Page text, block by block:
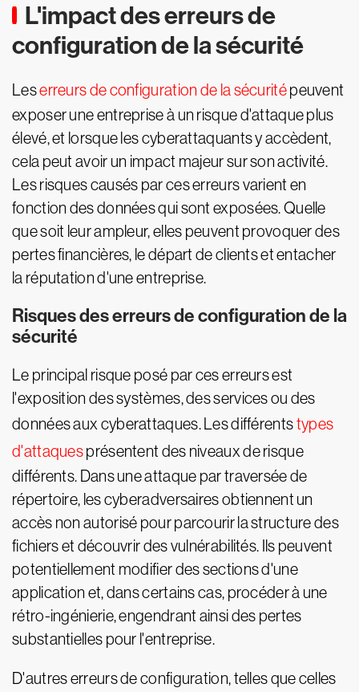
L'impact des erreurs de
configuration de la sécurité
Leserreurs de configuration de la sécuritépeuvent
exposer une entreprise à un risque d'attaque plus
élevé, et lorsque les cyberattaquants y accèdent,
cela peut avoir un impact majeur sur son activité.
Les risques causés par ces erreurs varient en
fonction des données qui sont exposées. Quelle
que soit leur ampleur, elles peuvent provoquer des
pertes financières, le départ de clients et entacher
la réputation d'une entreprise.
Risques des erreurs de configuration de la
sécurité
Le principal risque posé par ces erreurs est
l'exposition des systèmes, des services ou des
données aux cyberattaques. Les différentstypes
d'attaquesprésentent des niveaux de risque
différents. Dans une attaque par traversée de
répertoire, les cyberadversaires obtiennent un
accès non autorisé pour parcourir la structure des
fichiers et découvrir des vulnérabilités. Ils peuvent
potentiellement modifier des sections d'une
application et, dans certains cas, procéder à une
rétro-ingénierie, engendrant ainsi des pertes
substantielles pour l'entreprise.
D'autres erreurs de configuration, telles que celles